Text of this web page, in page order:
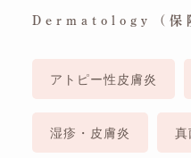
Dermatology (保
アトピー性皮膚炎
湿疹・皮膚炎 真